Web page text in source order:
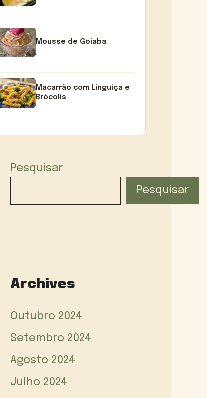
Mousse de Goiaba
Macarrão com Linguiça e
Brócolis
Pesquisar
Pesquisar
Archives
Outubro 2024
Setembro 2024
Agosto 2024
Julho 2024